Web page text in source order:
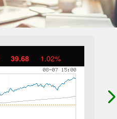
39.68 1.02%